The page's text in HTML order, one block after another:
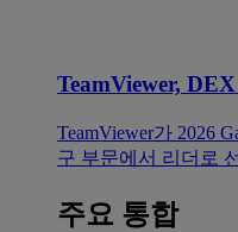
TeamViewer,
TeamViewer가 2026
구 부문에서 리더로
주요 통합